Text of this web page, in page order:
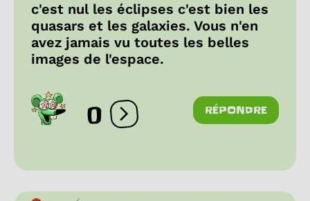
c'est nul les éclipses c'est bien les
quasars et les galaxies. Vous n'en
avez jamais vu toutes les belles
images de l'espace.
0 Ouvrir les réactions
RÉPONDRE